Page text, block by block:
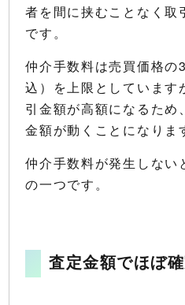
者を間に挟むことなく取
です。
仲介手数料は売買価格
込）を上限としています
引金額が高額になるた
金額が動くことになりま
仲介手数料が発生しない
の一つです。
査定金額でほぼ